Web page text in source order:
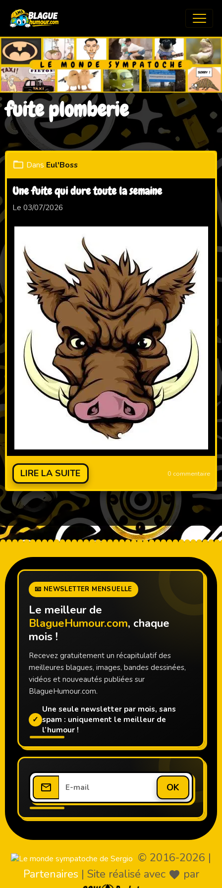
fuite plomberie
Dans Eul'Boss
Une fuite qui dure toute la semaine
Le 03/07/2026
LIRE LA SUITE 0 commentaire
📧 NEWSLETTER MENSUELLE
Le meilleur de
BlagueHumour.com, chaque
mois !
Recevez gratuitement un récapitulatif des
meilleures blagues, images, bandes dessinées,
vidéos et nouveautés publiées sur
BlagueHumour.com.
✓
Une seule newsletter par mois, sans
spam : uniquement le meilleur de
l’humour !
OK
© 2016-2026 |
Partenaires | Site réalisé avec par